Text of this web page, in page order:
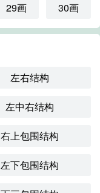
29画 30画
左右结构
左中右结构
右上包围结构
左下包围结构